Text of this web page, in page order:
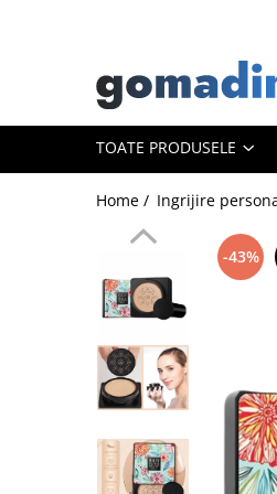
Toate Produsele
Trackere GPS
Ingrijire personala
Aparate & Accesorii ingrijire
Cosmetice & Produse ingrijire
Periute dinti
TOATE PRODUSELE
Home / Ingrijire
-43%